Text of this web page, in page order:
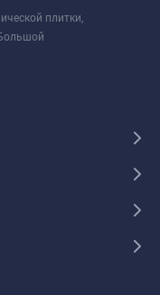
плитки,